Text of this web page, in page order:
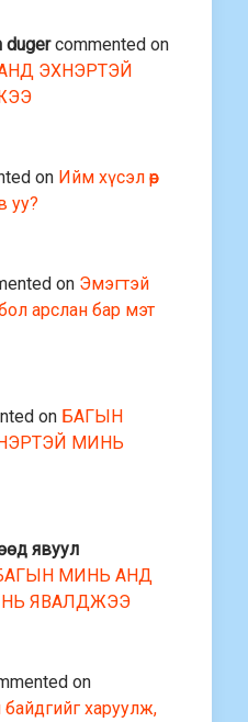
dugercommented on
ЭХНЭРТЭЙ
on Ийм хүсэл өөр
уу?
on Эмэгтэй
арслан бар мэт
on БАГЫН
МИНЬ
явуул
МИНЬ АНД
ЯВАЛДЖЭЭ
on
харуулж,